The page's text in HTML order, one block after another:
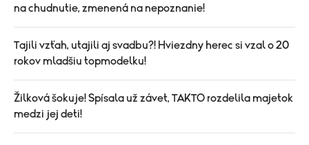
na chudnutie, zmenená na nepoznanie!
Tajili vzťah, utajili aj svadbu?! Hviezdny herec si vzal o 20
rokov mladšiu topmodelku!
Žilková šokuje! Spísala už závet, TAKTO rozdelila majetok
medzi jej deti!